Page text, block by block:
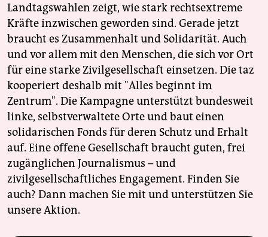
Landtagswahlen zeigt, wie stark rechtsextreme
Kräfte inzwischen geworden sind. Gerade jetzt
braucht es Zusammenhalt und Solidarität. Auch
und vor allem mit den Menschen, die sich vor Ort
für eine starke Zivilgesellschaft einsetzen. Die taz
kooperiert deshalb mit "Alles beginnt im
Zentrum". Die Kampagne unterstützt bundesweit
linke, selbstverwaltete Orte und baut einen
solidarischen Fonds für deren Schutz und Erhalt
auf. Eine offene Gesellschaft braucht guten, frei
zugänglichen Journalismus – und
zivilgesellschaftliches Engagement. Finden Sie
auch? Dann machen Sie mit und unterstützen Sie
unsere Aktion.